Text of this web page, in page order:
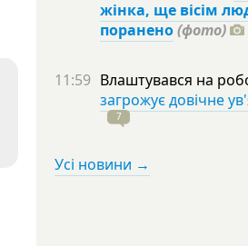
жінка, ще вісім
поранено(фото)
11:59 Влаштувався на
загрожує довічне
7
Усі новини →